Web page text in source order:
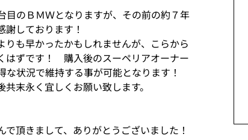
目のＢＭＷとなりますが、その前の約７年
しております！
も早かったかもしれませんが、こらから
はずです！ 購入後のスーペリアオーナー
状況で維持する事が可能となります！
末永く宜しくお願い致します。
頂きまして、ありがとうございました！